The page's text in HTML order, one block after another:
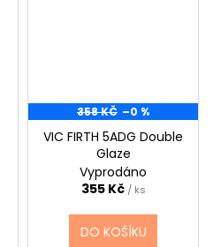
358 KČ –0 %
VIC FIRTH 5ADG Double
Glaze
Vyprodáno
355 Kč / ks
DO KOŠÍKU